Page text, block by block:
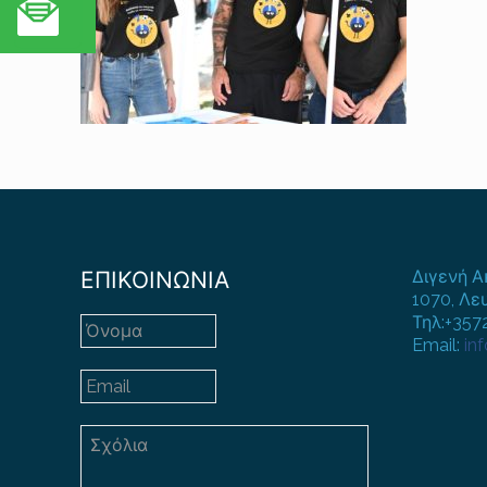
ΕΠΙΚΟΙΝΩΝΙΑ
Διγενή
1070,
Email: